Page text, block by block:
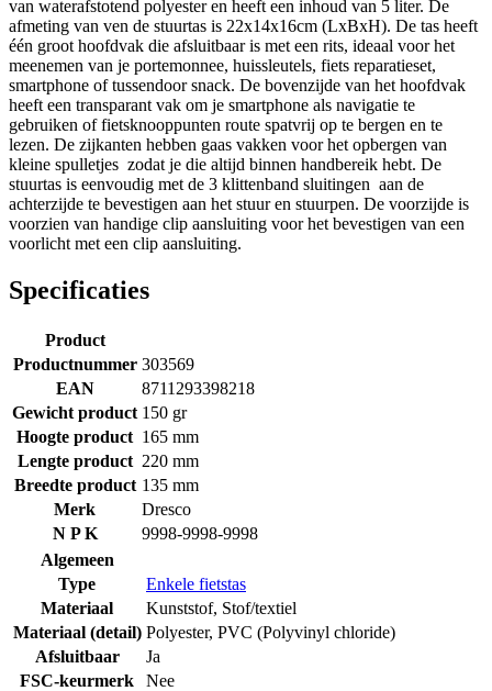
van waterafstotend polyester en heeft een inhoud van 5 liter. De
afmeting van ven de stuurtas is 22x14x16cm (LxBxH). De tas heeft
één groot hoofdvak die afsluitbaar is met een rits, ideaal voor het
meenemen van je portemonnee, huissleutels, fiets reparatieset,
smartphone of tussendoor snack. De bovenzijde van het hoofdvak
heeft een transparant vak om je smartphone als navigatie te
gebruiken of fietsknooppunten route spatvrij op te bergen en te
lezen. De zijkanten hebben gaas vakken voor het opbergen van
kleine spulletjes zodat je die altijd binnen handbereik hebt. De
stuurtas is eenvoudig met de 3 klittenband sluitingen aan de
achterzijde te bevestigen aan het stuur en stuurpen. De voorzijde is
voorzien van handige clip aansluiting voor het bevestigen van een
voorlicht met een clip aansluiting.
Specificaties
Product
Productnummer 303569
EAN
8711293398218
Gewicht product 150 gr
Hoogte product 165 mm
Lengte product 220 mm
Breedte product 135 mm
Merk
Dresco
N P K
9998-9998-9998
Algemeen
Type
Enkele fietstas
Materiaal
Kunststof, Stof/textiel
Materiaal (detail) Polyester, PVC (Polyvinyl chloride)
Afsluitbaar
Ja
FSC-keurmerk
Nee